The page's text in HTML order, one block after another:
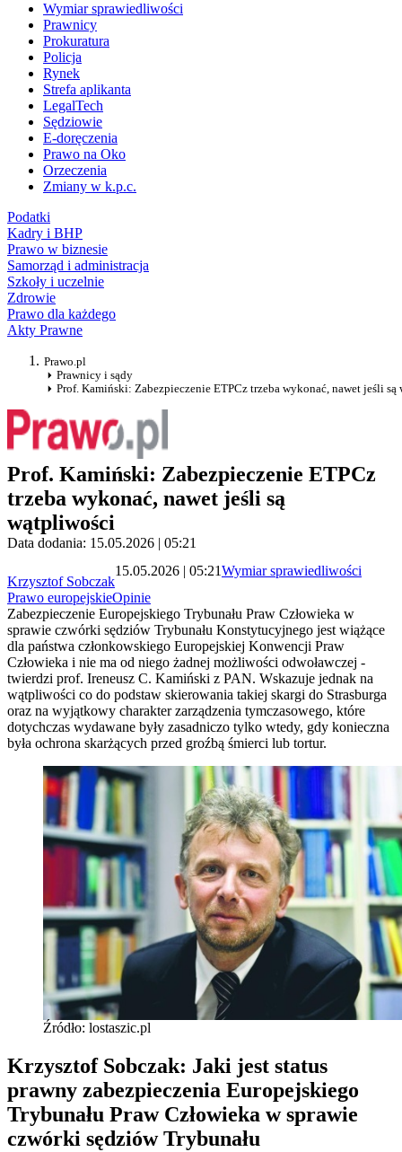
Wymiar sprawiedliwości
Prawnicy
Prokuratura
Policja
Rynek
Strefa aplikanta
LegalTech
Sędziowie
E-doręczenia
Prawo na Oko
Orzeczenia
Zmiany w k.p.c.
Podatki
Kadry i BHP
Prawo w biznesie
Samorząd i administracja
Szkoły i uczelnie
Zdrowie
Prawo dla każdego
Akty Prawne
Prawo.pl
Prawnicy i sądy
Prof. Kamiński: Zabezpieczenie ETPCz trzeba wykonać, nawet jeśli
Prof. Kamiński: Zabezpieczenie ETPCz
trzeba wykonać, nawet jeśli są
wątpliwości
Data dodania: 15.05.2026 | 05:21
Krzysztof Sobczak
15.05.2026 | 05:21Wymiar sprawiedliwości
Prawo europejskieOpinie
Zabezpieczenie Europejskiego Trybunału Praw Człowieka w
sprawie czwórki sędziów Trybunału Konstytucyjnego jest wiążące
dla państwa członkowskiego Europejskiej Konwencji Praw
Człowieka i nie ma od niego żadnej możliwości odwoławczej -
twierdzi prof. Ireneusz C. Kamiński z PAN. Wskazuje jednak na
wątpliwości co do podstaw skierowania takiej skargi do Strasburga
oraz na wyjątkowy charakter zarządzenia tymczasowego, które
dotychczas wydawane były zasadniczo tylko wtedy, gdy konieczna
była ochrona skarżących przed groźbą śmierci lub tortur.
Źródło: lostaszic.pl
Krzysztof Sobczak: Jaki jest status
prawny zabezpieczenia Europejskiego
Trybunału Praw Człowieka w sprawie
czwórki sędziów Trybunału